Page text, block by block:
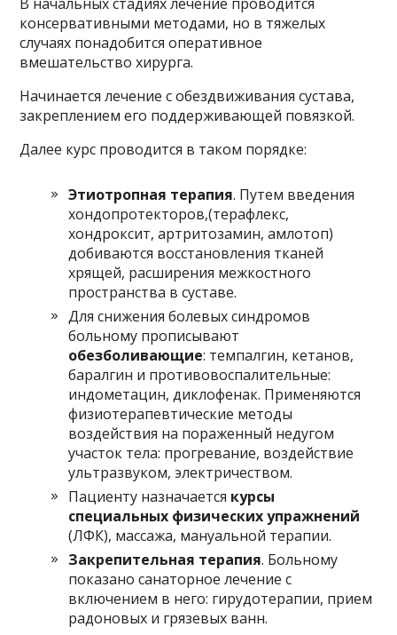
консервативными методами, но в тяжелых
случаях понадобится оперативное
вмешательство хирурга.
Начинается лечение с обездвиживания сустава,
закреплением его поддерживающей повязкой.
Далее курс проводится в таком порядке:
Этиотропная терапия. Путем введения
хондопротекторов,(терафлекс,
хондроксит, артритозамин, амлотоп)
добиваются восстановления тканей
хрящей, расширения межкостного
пространства в суставе.
Для снижения болевых синдромов
больному прописывают
обезболивающие: темпалгин, кетанов,
баралгин и противовоспалительные:
индометацин, диклофенак. Применяются
физиотерапевтические методы
воздействия на пораженный недугом
участок тела: прогревание, воздействие
ультразвуком, электричеством.
Пациенту назначается курсы
специальных физических упражнений
(ЛФК), массажа, мануальной терапии.
Закрепительная терапия. Больному
показано санаторное лечение с
включением в него: гирудотерапии, прием
радоновых и грязевых ванн.